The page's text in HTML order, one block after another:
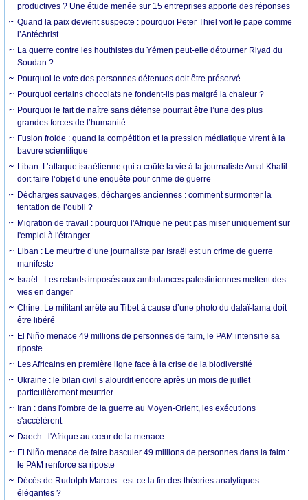
productives ? Une étude menée sur 15 entreprises apporte des réponses
Quand la paix devient suspecte : pourquoi Peter Thiel voit le pape comme
l’Antéchrist
La guerre contre les houthistes du Yémen peut-elle détourner Riyad du
Soudan ?
Pourquoi le vote des personnes détenues doit être préservé
Pourquoi certains chocolats ne fondent-ils pas malgré la chaleur ?
Pourquoi le fait de naître sans défense pourrait être l’une des plus
grandes forces de l’humanité
Fusion froide : quand la compétition et la pression médiatique virent à la
bavure scientifique
Liban. L’attaque israélienne qui a coûté la vie à la journaliste Amal Khalil
doit faire l’objet d’une enquête pour crime de guerre
Décharges sauvages, décharges anciennes : comment surmonter la
tentation de l’oubli ?
Migration de travail : pourquoi l'Afrique ne peut pas miser uniquement sur
l'emploi à l'étranger
Liban : Le meurtre d’une journaliste par Israël est un crime de guerre
manifeste
Israël : Les retards imposés aux ambulances palestiniennes mettent des
vies en danger
Chine. Le militant arrêté au Tibet à cause d’une photo du dalaï-lama doit
être libéré
El Niño menace 49 millions de personnes de faim, le PAM intensifie sa
riposte
Les Africains en première ligne face à la crise de la biodiversité
Ukraine : le bilan civil s’alourdit encore après un mois de juillet
particulièrement meurtrier
Iran : dans l'ombre de la guerre au Moyen-Orient, les exécutions
s'accélèrent
Daech : l'Afrique au cœur de la menace
El Niño menace de faire basculer 49 millions de personnes dans la faim :
le PAM renforce sa riposte
Décès de Rudolph Marcus : est-ce la fin des théories analytiques
élégantes ?